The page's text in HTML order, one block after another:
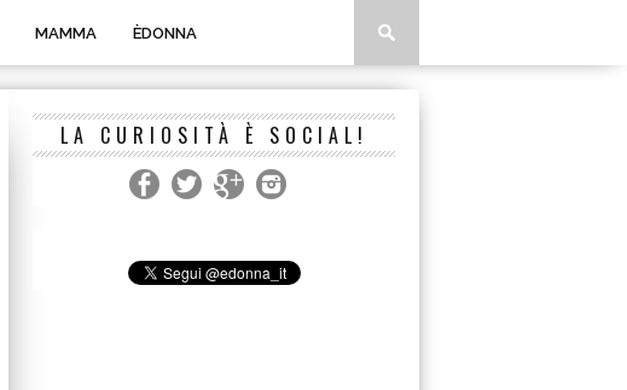
MAMMA ÈDONNA
LA CURIOSITÀ È SOCIAL!